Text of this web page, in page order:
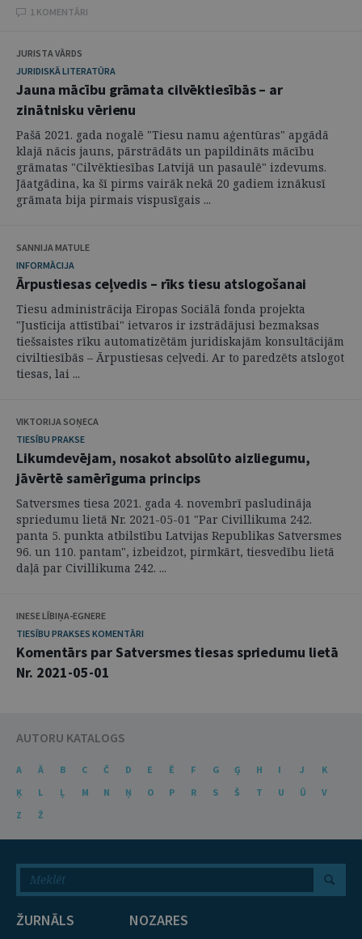
1 KOMENTĀRI
JURISTA VĀRDS
JURIDISKĀ LITERATŪRA
Jauna mācību grāmata cilvēktiesībās – ar
zinātnisku vērienu
Pašā 2021. gada nogalē "Tiesu namu aģentūras" apgādā
klajā nācis jauns, pārstrādāts un papildināts mācību
grāmatas "Cilvēktiesības Latvijā un pasaulē" izdevums.
Jāatgādina, ka šī pirms vairāk nekā 20 gadiem iznākusī
grāmata bija pirmais vispusīgais ...
SANNIJA MATULE
INFORMĀCIJA
Ārpustiesas ceļvedis – rīks tiesu atslogošanai
Tiesu administrācija Eiropas Sociālā fonda projekta
"Justīcija attīstībai" ietvaros ir izstrādājusi bezmaksas
tiešsaistes rīku automatizētām juridiskajām konsultācijām
civiltiesībās – Ārpustiesas ceļvedi. Ar to paredzēts atslogot
tiesas, lai ...
VIKTORIJA SOŅECA
TIESĪBU PRAKSE
Likumdevējam, nosakot absolūto aizliegumu,
jāvērtē samērīguma princips
Satversmes tiesa 2021. gada 4. novembrī pasludināja
spriedumu lietā Nr. 2021-05-01 "Par Civillikuma 242.
panta 5. punkta atbilstību Latvijas Republikas Satversmes
96. un 110. pantam", izbeidzot, pirmkārt, tiesvedību lietā
daļā par Civillikuma 242. ...
INESE LĪBIŅA-EGNERE
TIESĪBU PRAKSES KOMENTĀRI
Komentārs par Satversmes tiesas spriedumu lietā
Nr. 2021-05-01
AUTORU KATALOGS
A Ā B C Č D E Ē F G Ģ H I J
K
Ķ
L Ļ M N Ņ O P R S Š T U Ū
V
Z
Ž
ŽURNĀLS
NOZARES